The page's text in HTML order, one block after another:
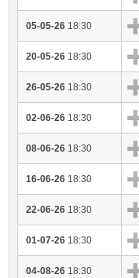
05-05-26 18:30
20-05-26 18:30
26-05-26 18:30
02-06-26 18:30
08-06-26 18:30
16-06-26 18:30
22-06-26 18:30
01-07-26 18:30
04-08-26 18:30